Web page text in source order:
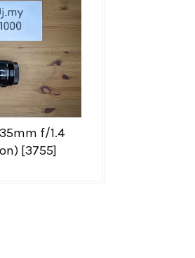
f/1.4
[3755]